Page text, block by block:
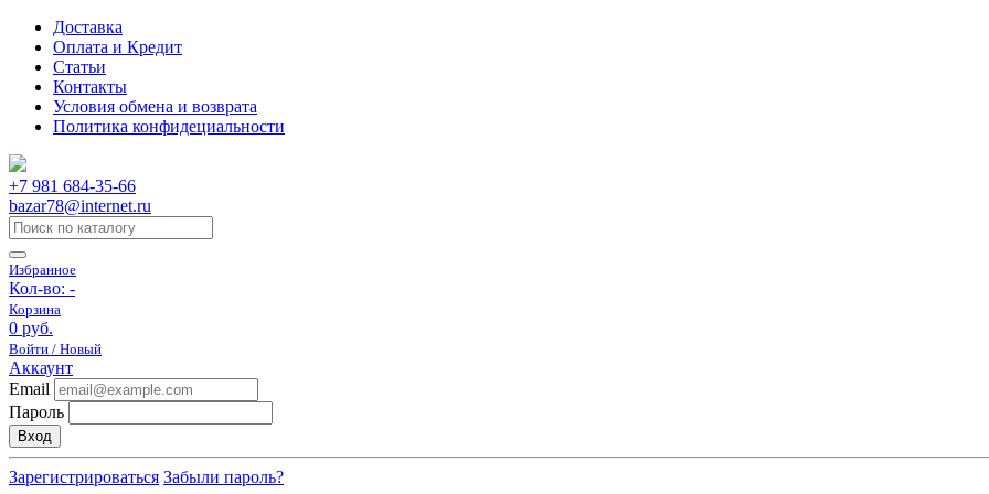
Доставка
Оплата и Кредит
Статьи
Контакты
Условия обмена и возврата
Политика конфидециальности
+7 981 684-35-66
bazar78@internet.ru
Избранное
Кол-во: -
Корзина
0 руб.
Войти / Новый
Аккаунт
Email
Пароль
Вход
Зарегистрироваться Забыли пароль?